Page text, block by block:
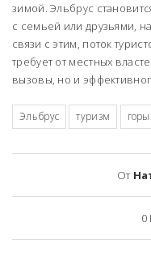
зимой. Эльбрус
с семьей или друзьями,
связи с этим, поток
требует от местных
вызовы, но и
Эльбрус туризм горы
От
0